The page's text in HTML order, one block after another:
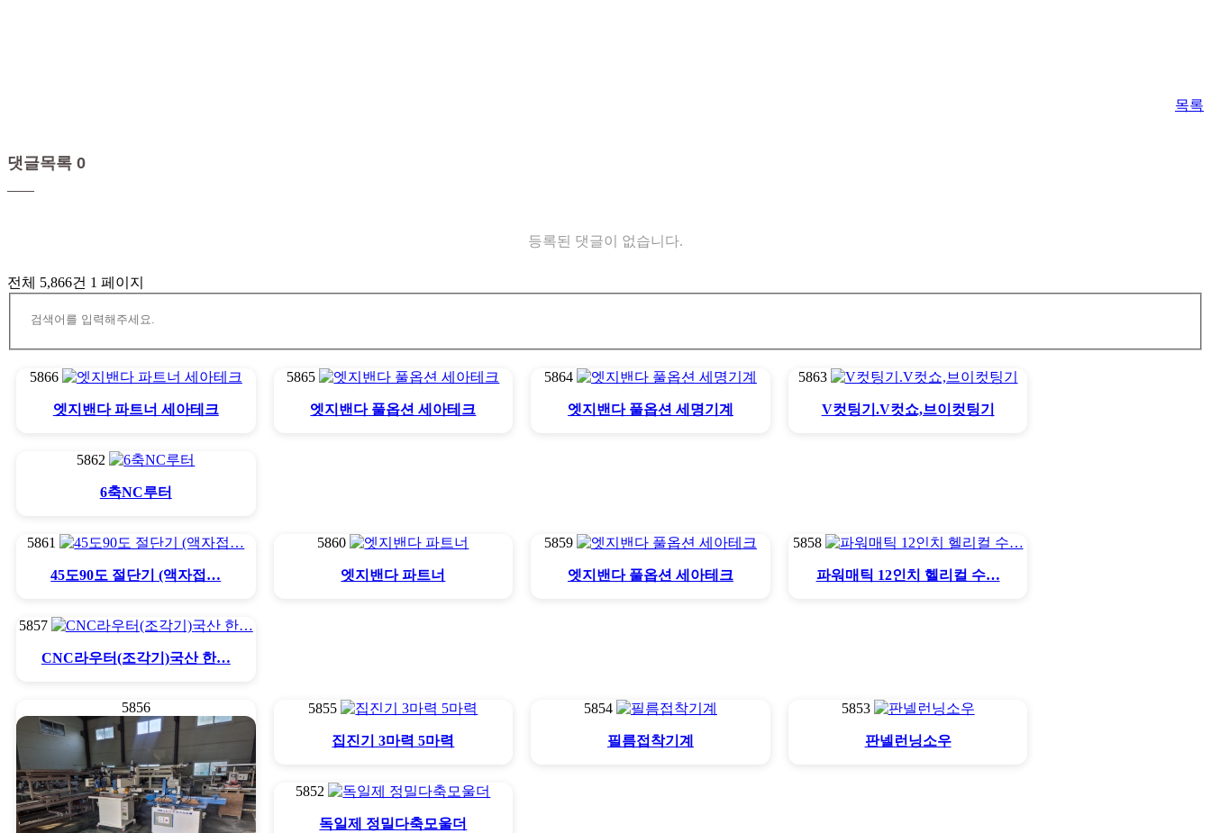
목록
댓글목록 0
등록된 댓글이 없습니다.
전체 5,866건 1 페이지
5866
엣지밴다 파트너 세아테크
5865
엣지밴다 풀옵션 세아테크
5864
엣지밴다 풀옵션 세명기계
5863
V컷팅기.V컷쇼,브이컷팅기
5862
6축NC루터
5861
45도90도 절단기 (액자접…
5860
엣지밴다 파트너
5859
엣지밴다 풀옵션 세아테크
5858
파워매틱 12인치 헬리컬 수…
5857
CNC라우터(조각기)국산 한…
5856 5855
집진기 3마력 5마력
5854
필름접착기계
5853
판넬런닝소우
5852
독일제 정밀다축모울더